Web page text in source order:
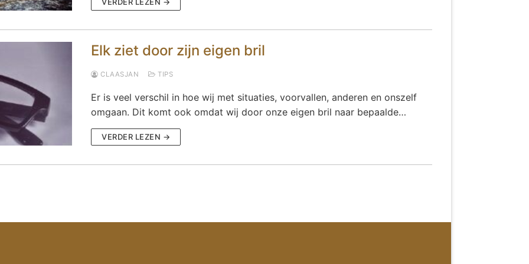
Elk ziet door zijn eigen bril
CLAASJAN TIPS
Er is veel verschil in hoe wij met situaties, voorvallen, anderen en onszelf
omgaan. Dit komt ook omdat wij door onze eigen bril naar bepaalde…
VERDER LEZEN →